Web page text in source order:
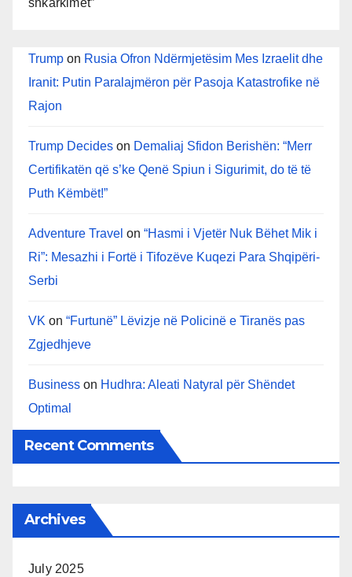
Trump on Rusia Ofron Ndërmjetësim Mes Izraelit dhe
Iranit: Putin Paralajmëron për Pasoja Katastrofike në
Rajon
Trump Decides on Demaliaj Sfidon Berishën: “Merr
Certifikatën që s’ke Qenë Spiun i Sigurimit, do të të
Puth Këmbët!”
Adventure Travel on “Hasmi i Vjetër Nuk Bëhet Mik i
Ri”: Mesazhi i Fortë i Tifozëve Kuqezi Para Shqipëri-
Serbi
VK on “Furtunë” Lëvizje në Policinë e Tiranës pas
Zgjedhjeve
Business on Hudhra: Aleati Natyral për Shëndet
Optimal
Recent Comments
Archives
July 2025